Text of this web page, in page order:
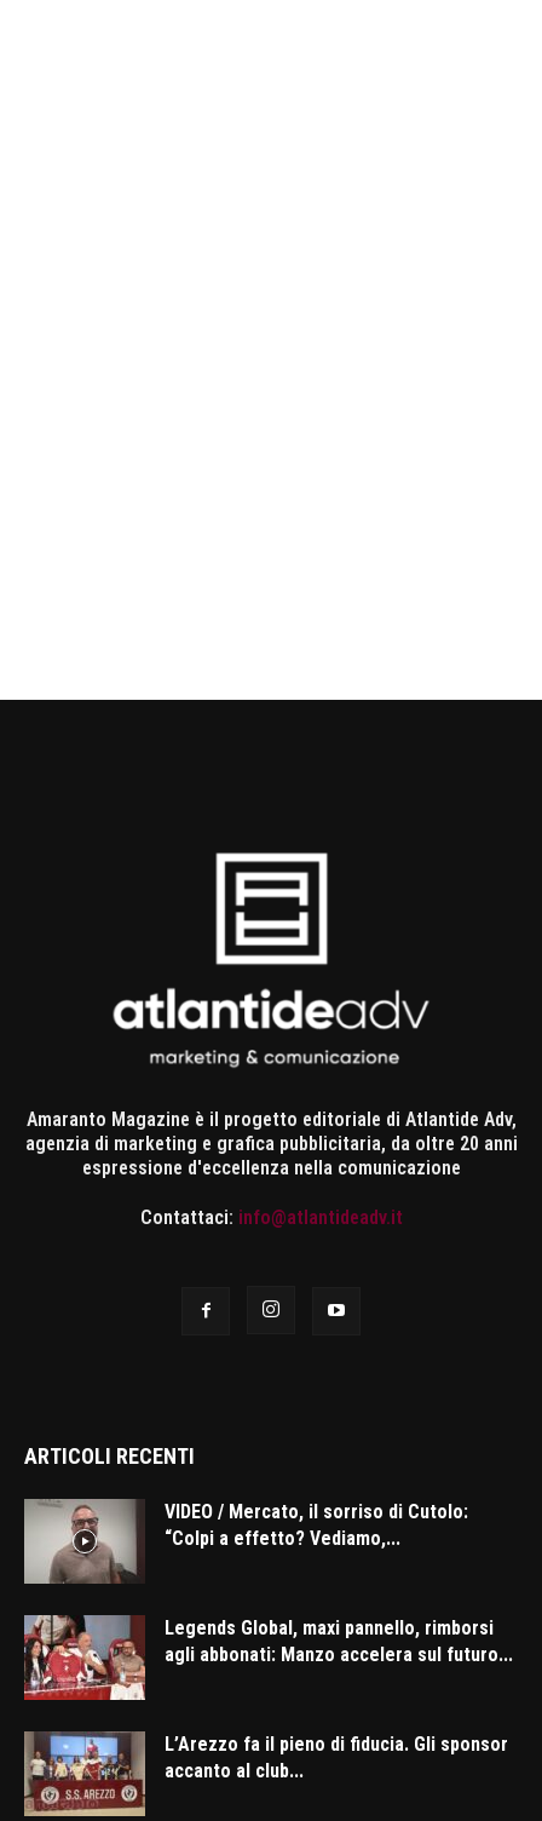
Amaranto Magazine è il progetto editoriale di Atlantide Adv,
agenzia di marketing e grafica pubblicitaria, da oltre 20 anni
espressione d'eccellenza nella comunicazione
Contattaci: info@atlantideadv.it
ARTICOLI RECENTI
VIDEO / Mercato, il sorriso di Cutolo:
“Colpi a effetto? Vediamo,...
Legends Global, maxi pannello, rimborsi
agli abbonati: Manzo accelera sul futuro...
L’Arezzo fa il pieno di fiducia. Gli sponsor
accanto al club...